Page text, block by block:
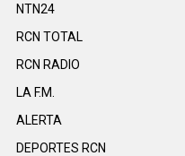
NTN24
RCN TOTAL
RCN RADIO
LA F.M.
ALERTA
DEPORTES RCN